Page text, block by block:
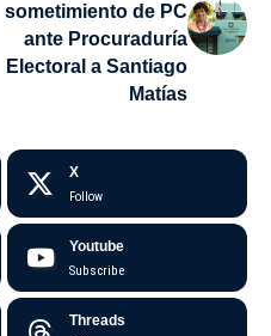
sometimiento de PC
ante Procuraduría
Electoral a Santiago
Matías
X
Follow
Youtube
Subscribe
Threads